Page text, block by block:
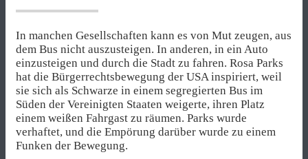
In manchen Gesellschaften kann es von Mut zeugen, aus
dem Bus nicht auszusteigen. In anderen, in ein Auto
einzusteigen und durch die Stadt zu fahren. Rosa Parks
hat die Bürgerrechtsbewegung der USA inspiriert, weil
sie sich als Schwarze in einem segregierten Bus im
Süden der Vereinigten Staaten weigerte, ihren Platz
einem weißen Fahrgast zu räumen. Parks wurde
verhaftet, und die Empörung darüber wurde zu einem
Funken der Bewegung.